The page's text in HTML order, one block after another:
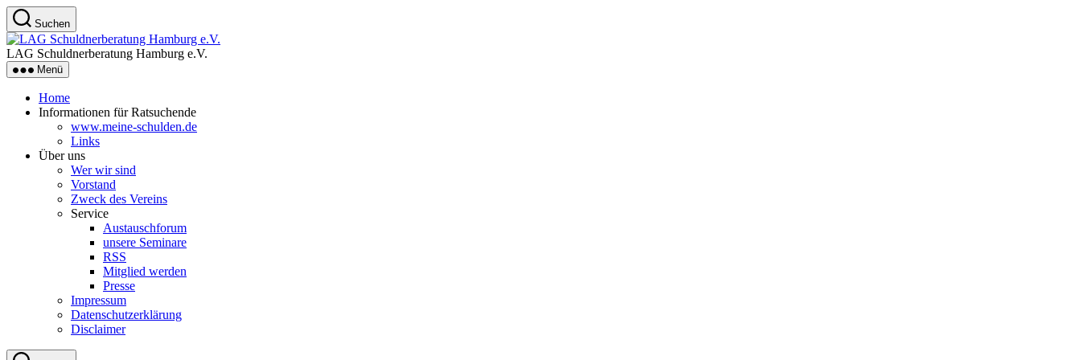
Zum
Inhalt
springen
Suchen
LAG Schuldnerberatung Hamburg e.V.
Menü
Home
Informationen für Ratsuchende
www.meine-schulden.de
Links
Über uns
Wer wir sind
Vorstand
Zweck des Vereins
Service
Austauschforum
unsere Seminare
RSS
Mitglied werden
Presse
Impressum
Datenschutzerklärung
Disclaimer